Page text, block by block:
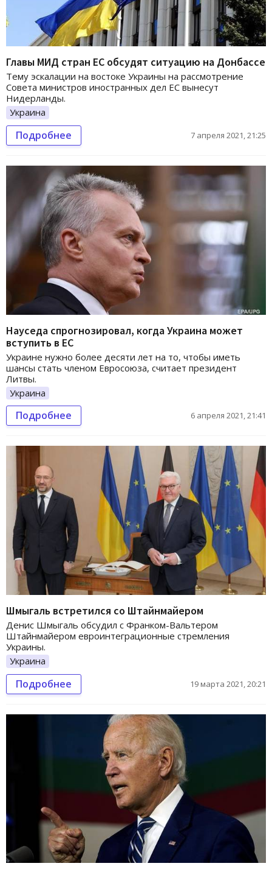
Главы МИД стран ЕС обсудят ситуацию на Донбассе
Тему эскалации на востоке Украины на рассмотрение
Совета министров иностранных дел ЕС вынесут
Нидерланды.
Украина
Подробнее 7 апреля 2021, 21:25
Науседа спрогнозировал, когда Украина может
вступить в ЕС
Украине нужно более десяти лет на то, чтобы иметь
шансы стать членом Евросоюза, считает президент
Литвы.
Украина
Подробнее 6 апреля 2021, 21:41
Шмыгаль встретился со Штайнмайером
Денис Шмыгаль обсудил с Франком-Вальтером
Штайнмайером евроинтеграционные стремления
Украины.
Украина
Подробнее 19 марта 2021, 20:21